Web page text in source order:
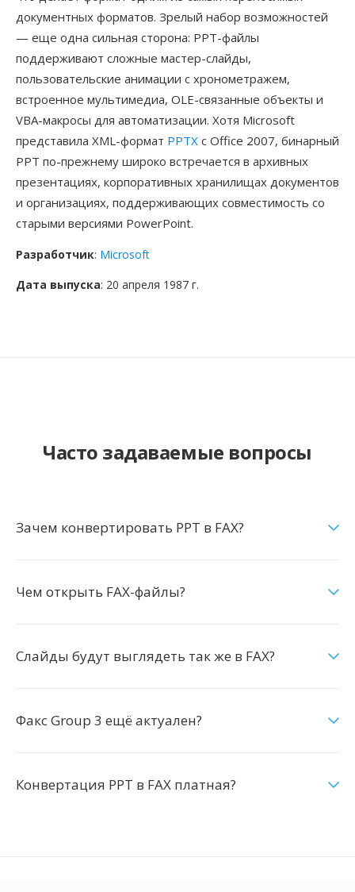
документных форматов. Зрелый набор возможностей
— еще одна сильная сторона: PPT-файлы
поддерживают сложные мастер-слайды,
пользовательские анимации с хронометражем,
встроенное мультимедиа, OLE-связанные объекты и
VBA-макросы для автоматизации. Хотя Microsoft
представила XML-формат PPTX с Office 2007, бинарный
PPT по-прежнему широко встречается в архивных
презентациях, корпоративных хранилищах документов
и организациях, поддерживающих совместимость со
старыми версиями PowerPoint.
Разработчик: Microsoft
Дата выпуска: 20 апреля 1987 г.
Часто задаваемые вопросы
Зачем конвертировать PPT в FAX?
Чем открыть FAX-файлы?
Слайды будут выглядеть так же в FAX?
Факс Group 3 ещё актуален?
Конвертация PPT в FAX платная?